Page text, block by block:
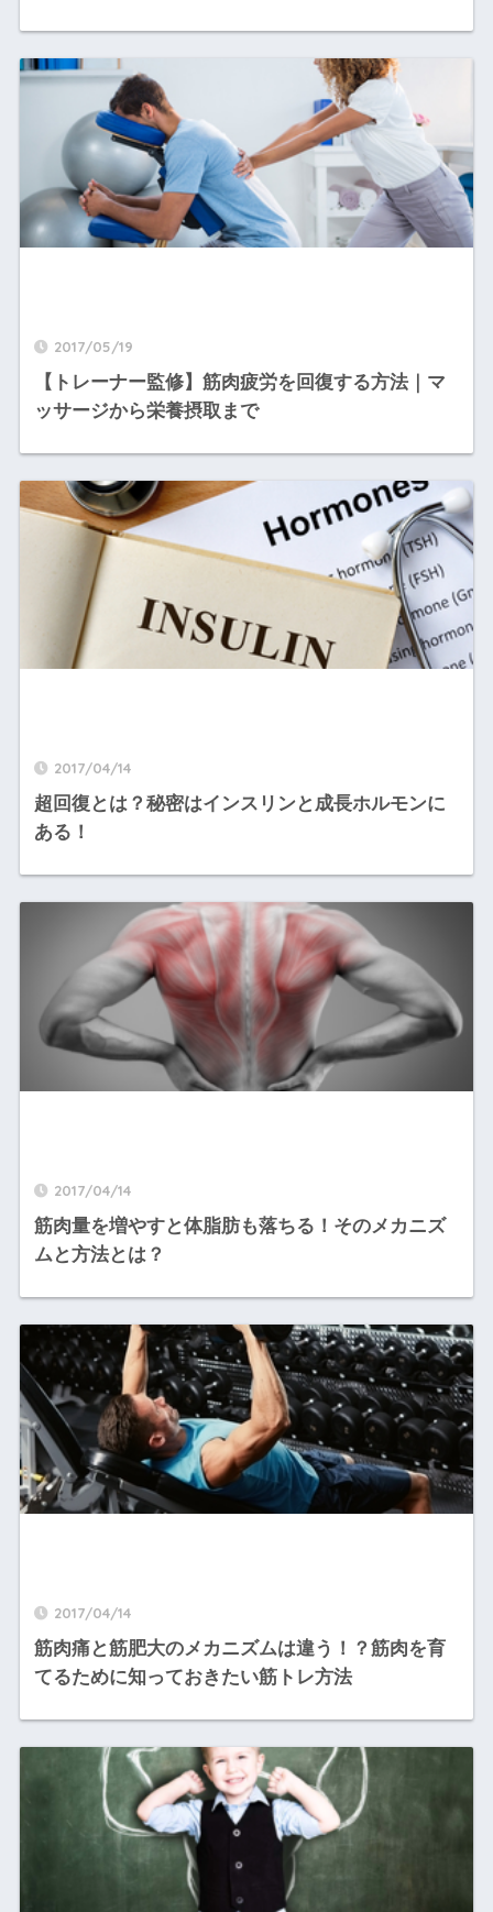
2017/05/19
【トレーナー監修】筋肉疲労を回復する方法｜マ
ッサージから栄養摂取まで
2017/04/14
超回復とは？秘密はインスリンと成長ホルモンに
ある！
2017/04/14
筋肉量を増やすと体脂肪も落ちる！そのメカニズ
ムと方法とは？
2017/04/14
筋肉痛と筋肥大のメカニズムは違う！？筋肉を育
てるために知っておきたい筋トレ方法